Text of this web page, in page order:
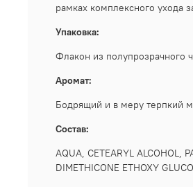
рамках комплексного ухода
Упаковка:
Флакон из полупрозрачного
Аромат:
Бодрящий и в меру терпкий
Состав:
AQUA, CETEARYL ALCOHOL,
DIMETHICONE ETHOXY